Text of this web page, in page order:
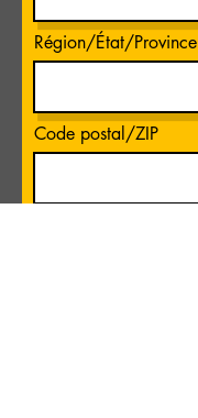
Région/État/Province
Code postal/ZIP